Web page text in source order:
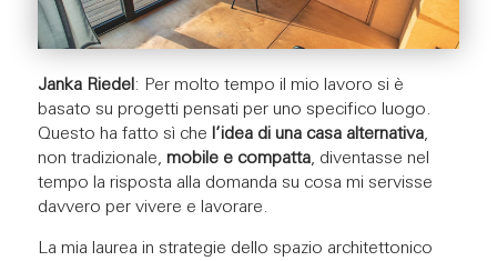
Janka Riedel : Per molto tempo il mio lavoro si è
basato su progetti pensati per uno specifico luogo.
Questo ha fatto sì che l’idea di una casa alternativa,
non tradizionale, mobile e compatta, diventasse nel
tempo la risposta alla domanda su cosa mi servisse
davvero per vivere e lavorare.
La mia laurea in strategie dello spazio architettonico